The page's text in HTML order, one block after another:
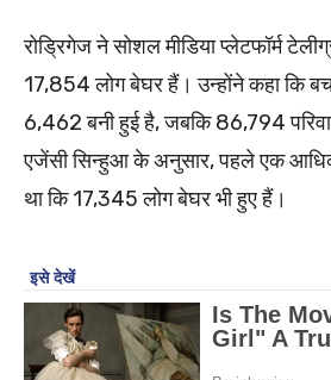
रोड्रिगेज ने सोशल मीडिया प्लेटफॉर्म
17,854 लोग बेघर हैं। उन्होंने कहा कि
6,462 बनी हुई है, जबकि 86,794
एजेंसी सिन्हुआ के अनुसार, पहले एक
था कि 17,345 लोग बेघर भी हुए हैं।